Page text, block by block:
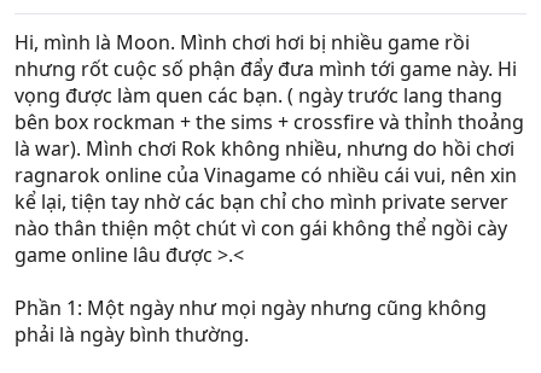
e
r
Hi, mình là Moon. Mình chơi hơi bị nhiều game rồi
nhưng rốt cuộc số phận đẩy đưa mình tới game này. Hi
vọng được làm quen các bạn. ( ngày trước lang thang
bên box rockman + the sims + crossfire và thỉnh thoảng
là war). Mình chơi Rok không nhiều, nhưng do hồi chơi
ragnarok online của Vinagame có nhiều cái vui, nên xin
kể lại, tiện tay nhờ các bạn chỉ cho mình private server
nào thân thiện một chút vì con gái không thể ngồi cày
game online lâu được >.<
Phần 1: Một ngày như mọi ngày nhưng cũng không
phải là ngày bình thường.